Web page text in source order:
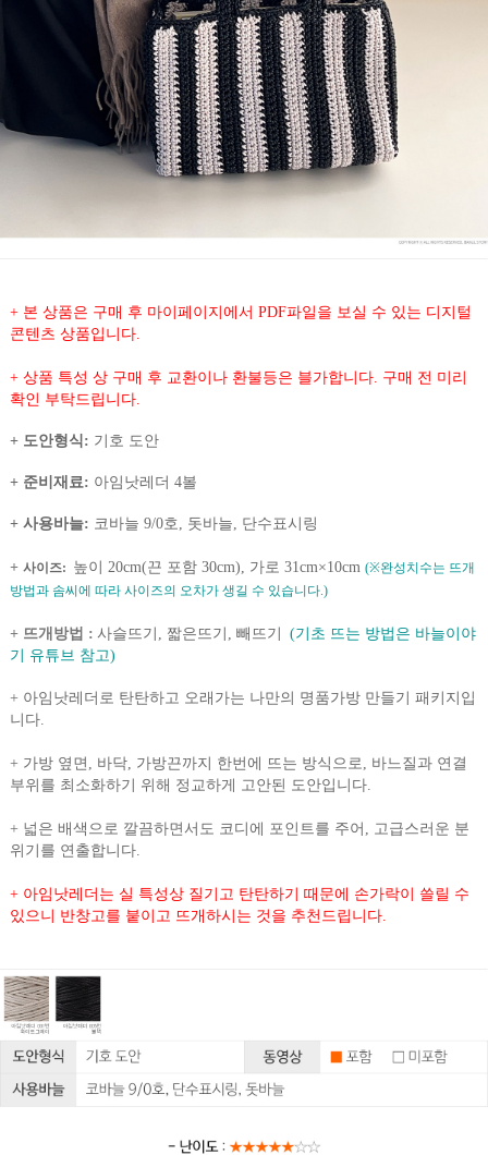
+ 본 상품은 구매 후 마이페이지에서 PDF파일을 보실 수 있는 디지털
콘텐츠 상품입니다.
+ 상품 특성 상 구매 후 교환이나 환불등은 블가합니다. 구매 전 미리
확인 부탁드립니다.
+ 도안형식: 기호 도안
+ 준비재료: 아임낫레더 4볼
+ 사용바늘: 코바늘 9/0호, 돗바늘, 단수표시링
+ 사이즈: 높이 20cm(끈 포함 30cm), 가로 31cm×10cm (※완성치수는 뜨개
방법과 솜씨에 따라 사이즈의 오차가 생길 수 있습니다.)
+ 뜨개방법 : 사슬뜨기, 짧은뜨기, 빼뜨기
(기초 뜨는 방법은 바늘이야
기 유튜브 참고)
+ 아임낫레더로 탄탄하고 오래가는 나만의 명품가방 만들기 패키지입
니다.
+ 가방 옆면, 바닥, 가방끈까지 한번에 뜨는 방식으로, 바느질과 연결
부위를 최소화하기 위해 정교하게 고안된 도안입니다.
+ 넓은 배색으로 깔끔하면서도 코디에 포인트를 주어, 고급스러운 분
위기를 연출합니다.
+ 아임낫레더는 실 특성상 질기고 탄탄하기 때문에 손가락이 쓸릴 수
있으니 반창고를 붙이고 뜨개하시는 것을 추천드립니다.